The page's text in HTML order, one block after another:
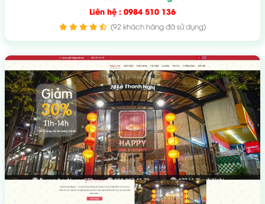
Liên hệ : 0984 510 136
(92 khách hàng đã sử dụng)